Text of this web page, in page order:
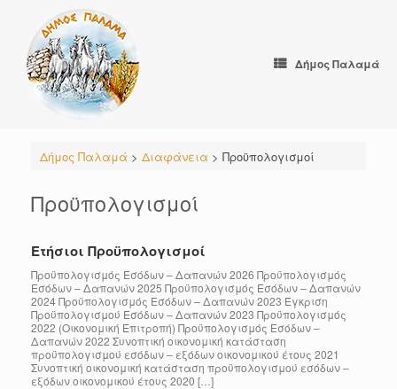
content
Δήμος Παλαμά
Δήμος Παλαμά > Διαφάνεια > Προϋπολογισμοί
Προϋπολογισμοί
Ετήσιοι Προϋπολογισμοί
Προϋπολογισμός Εσόδων – Δαπανών 2026 Προϋπολογισμός
Εσόδων – Δαπανών 2025 Προϋπολογισμός Εσόδων – Δαπανών
2024 Προϋπολογισμός Εσόδων – Δαπανών 2023 Έγκριση
Προϋπολογισμού Εσόδων – Δαπανών 2023 Προϋπολογισμός
2022 (Οικονομική Επιτροπή) Προϋπολογισμός Εσόδων –
Δαπανών 2022 Συνοπτική οικονομική κατάσταση
προϋπολογισμού εσόδων – εξόδων οικονομικού έτους 2021
Συνοπτική οικονομική κατάσταση προϋπολογισμού εσόδων –
εξόδων οικονομικού έτους 2020 […]